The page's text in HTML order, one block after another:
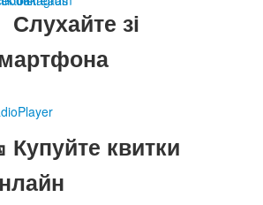
Слухайте зі
Купуйте квитки